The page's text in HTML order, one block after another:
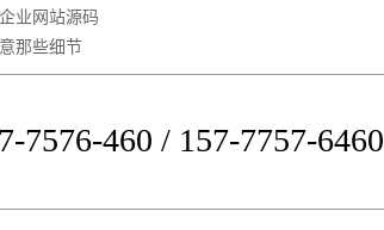
业网站源码
那些细节
7576-460 / 157-7757-6460